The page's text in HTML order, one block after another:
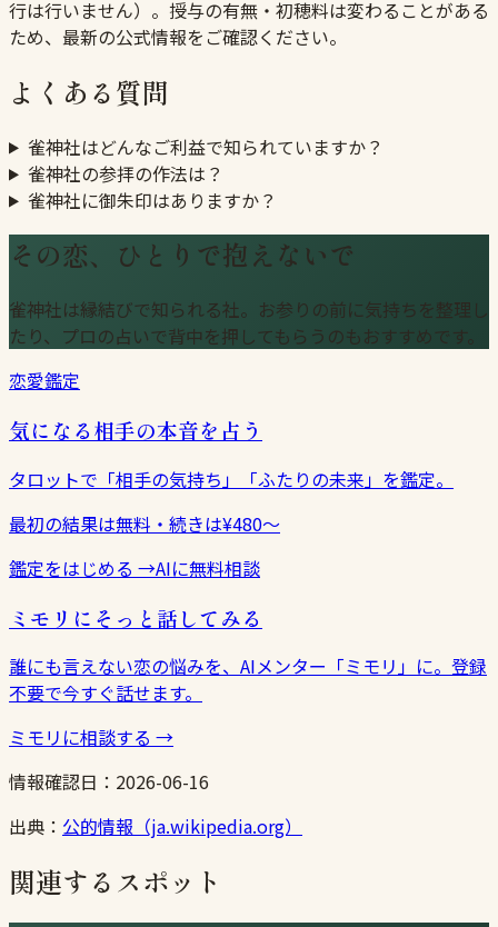
行は行いません）。授与の有無・初穂料は変わることがある
ため、最新の公式情報をご確認ください。
よくある質問
雀神社はどんなご利益で知られていますか？
雀神社の参拝の作法は？
雀神社に御朱印はありますか？
その恋、ひとりで抱えないで
雀神社は縁結びで知られる社。お参りの前に気持ちを整理し
たり、プロの占いで背中を押してもらうのもおすすめです。
恋愛鑑定
気になる相手の本音を占う
タロットで「相手の気持ち」「ふたりの未来」を鑑定。
最初の結果は無料・続きは¥480〜
鑑定をはじめる →AIに無料相談
ミモリにそっと話してみる
誰にも言えない恋の悩みを、AIメンター「ミモリ」に。登録
不要で今すぐ話せます。
ミモリに相談する →
情報確認日： 2026-06-16
出典： 公的情報（ja.wikipedia.org）
関連するスポット